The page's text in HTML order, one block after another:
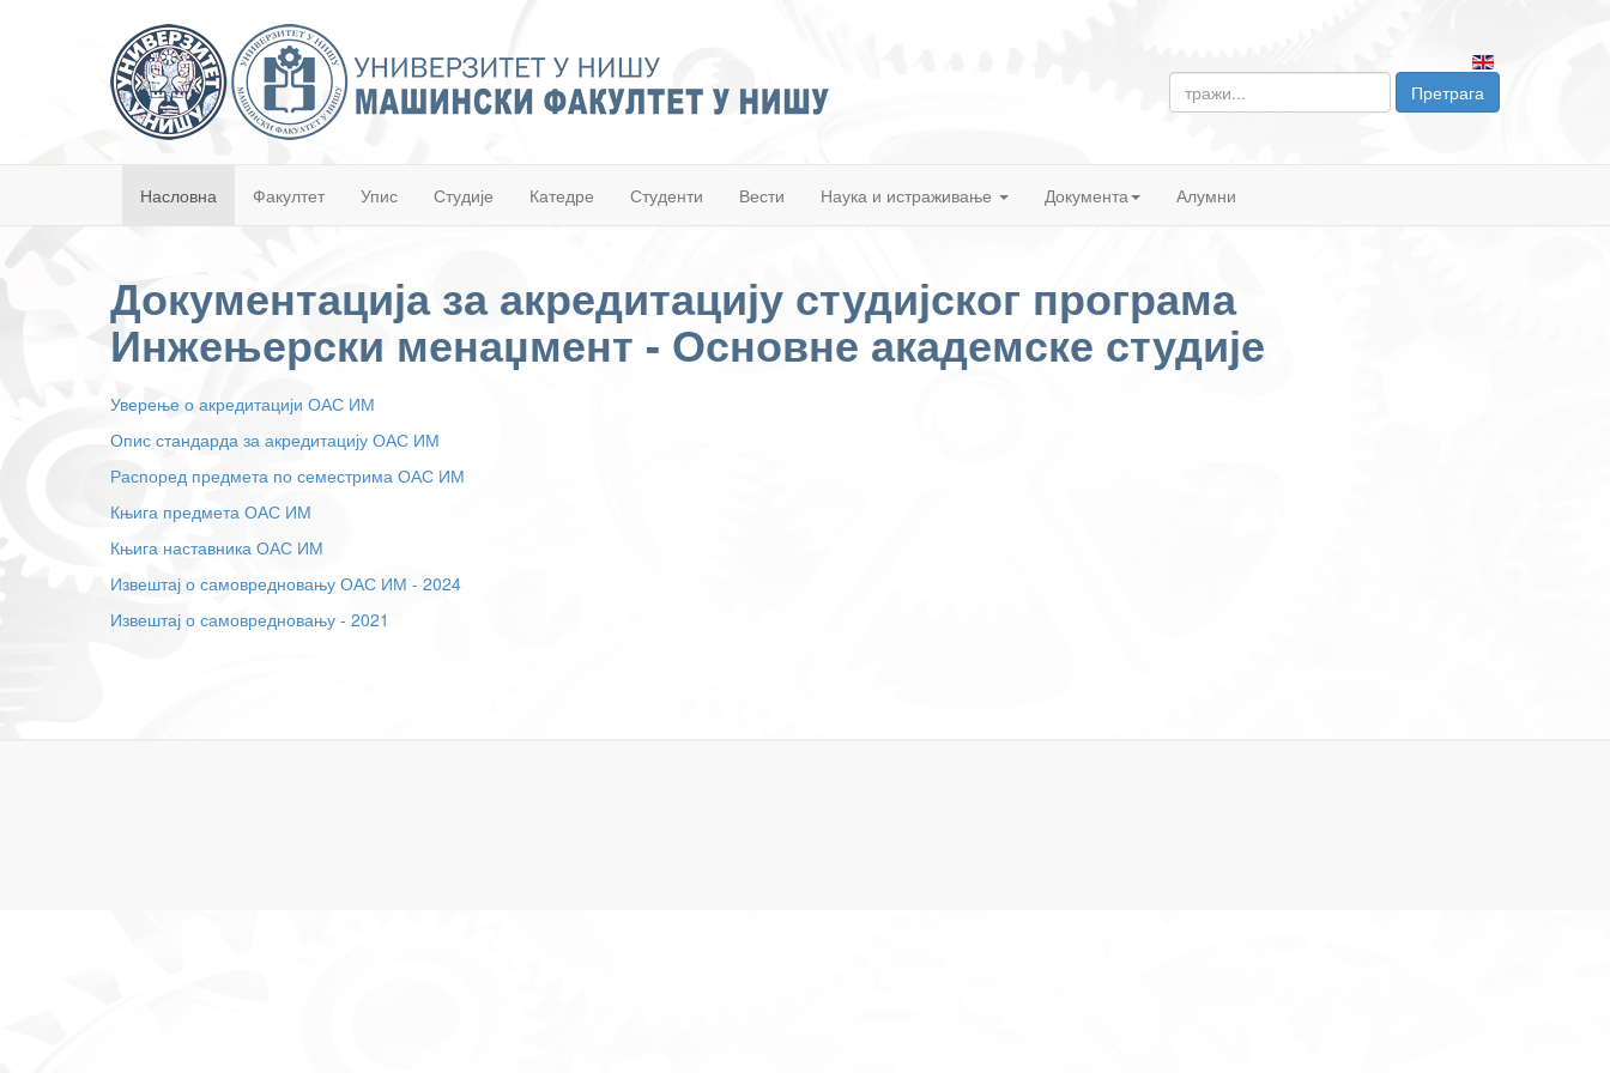
Претрага
Насловна Факултет Упис Студије Катедре Студенти Вести Наука и истраживање Документа Алумни
Документација за акредитацију студијског програма
Инжењерски менаџмент - Основне академске студије
Уверење о акредитацији ОАС ИМ
Опис стандарда за акредитацију ОАС ИМ
Распоред предмета по семестрима ОАС ИМ
Књига предмета ОАС ИМ
Књига наставника ОАС ИМ
Извештај о самовредновању ОАС ИМ - 2024
Извештај о самовредновању - 2021